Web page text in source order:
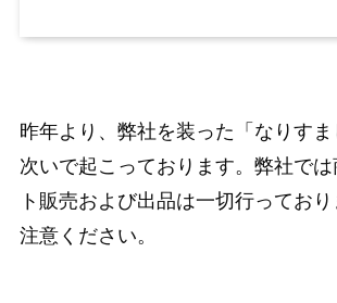
昨年より、弊社を装った「なりすま
次いで起こっております。弊社では
ト販売および出品は一切行ってお
注意ください。